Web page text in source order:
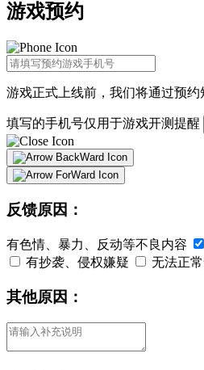
游戏预约
游戏正式上线前，我们将通过预约
填写的手机号仅用于游戏开测提醒
反馈原因：
有色情、暴力、反动等不良内容
有抄袭、侵权嫌疑
无法正
其他原因：